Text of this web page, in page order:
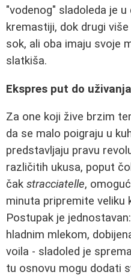
"vodenog" sladoleda je
kremastiji, dok drugi
sok, ali oba imaju svoje
slatkiša.
Ekspres put do
Za one koji žive brzim
da se malo poigraju u
predstavljaju pravu
različitih ukusa, poput
čak stracciatelle,
minuta pripremite veliku
Postupak je
hladnim mlekom,
voila - sladoled je
tu osnovu mogu dodati